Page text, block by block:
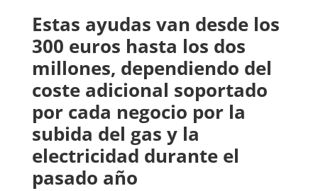
Estas ayudas van desde los
300 euros hasta los dos
millones, dependiendo del
coste adicional soportado
por cada negocio por la
subida del gas y la
electricidad durante el
pasado año